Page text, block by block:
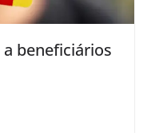
a beneficiários